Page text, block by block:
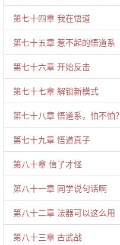
第七十四章 我在悟道
第七十五章 惹不起的悟道系
第七十六章 开始反击
第七十七章 解锁新模式
第七十八章 悟道系，怕不怕？
第七十九章 悟道真子
第八十章 信了才怪
第八十一章 同学说句话啊
第八十二章 法器可以这么用
第八十三章 古武战